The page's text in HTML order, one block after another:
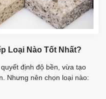
Loại Nào Tốt Nhất?
định độ bền, vừa tạo
Nhưng nên chọn loại nào: